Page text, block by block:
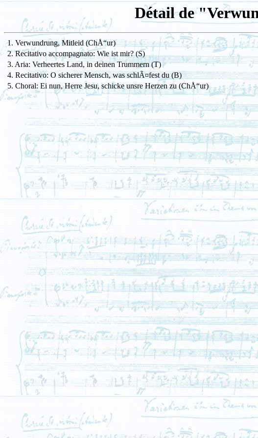
Détail de
1. Verwundrung, Mitleid (ChÅ“ur)
2. Recitativo accompagnato: Wie ist mir? (S)
3. Aria: Verheertes Land, in deinen Trummern (T)
4. Recitativo: O sicherer Mensch, was schlÃ¤fest du (B)
5. Choral: Ei nun, Herre Jesu, schicke unsre Herzen zu (ChÅ“ur)